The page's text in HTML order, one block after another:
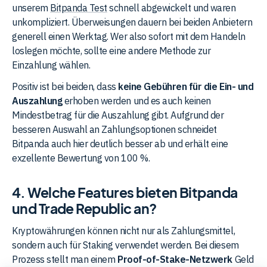
unserem Bitpanda Test schnell abgewickelt und waren
unkompliziert. Überweisungen dauern bei beiden Anbietern
generell einen Werktag. Wer also sofort mit dem Handeln
loslegen möchte, sollte eine andere Methode zur
Einzahlung wählen.
Positiv ist bei beiden, dass keine Gebühren für die Ein- und
Auszahlungerhoben werden und es auch keinen
Mindestbetrag für die Auszahlung gibt. Aufgrund der
besseren Auswahl an Zahlungsoptionen schneidet
Bitpanda auch hier deutlich besser ab und erhält eine
exzellente Bewertung von 100 %.
4. Welche Features bieten Bitpanda
und Trade Republic an?
Kryptowährungen können nicht nur als Zahlungsmittel,
sondern auch für Staking verwendet werden. Bei diesem
Prozess stellt man einem Proof-of-Stake-NetzwerkGeld